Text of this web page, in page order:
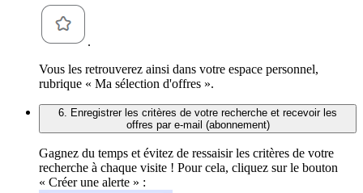
.
Vous les retrouverez ainsi dans votre espace personnel,
rubrique « Ma sélection d'offres ».
6. Enregistrer les critères de votre recherche et recevoir les
offres par e-mail (abonnement)
Gagnez du temps et évitez de ressaisir les critères de votre
recherche à chaque visite ! Pour cela, cliquez sur le bouton
« Créer une alerte » :